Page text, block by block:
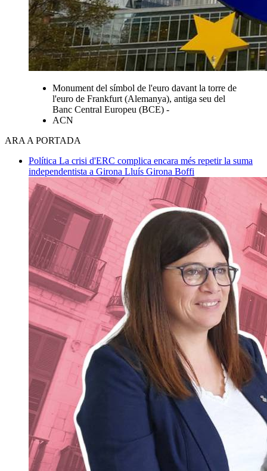
Monument del símbol de l'euro davant la torre de
l'euro de Frankfurt (Alemanya), antiga seu del
Banc Central Europeu (BCE) -
ACN
ARA A PORTADA
Política La crisi d'ERC complica encara més repetir la suma
independentista a Girona Lluís Girona Boffi